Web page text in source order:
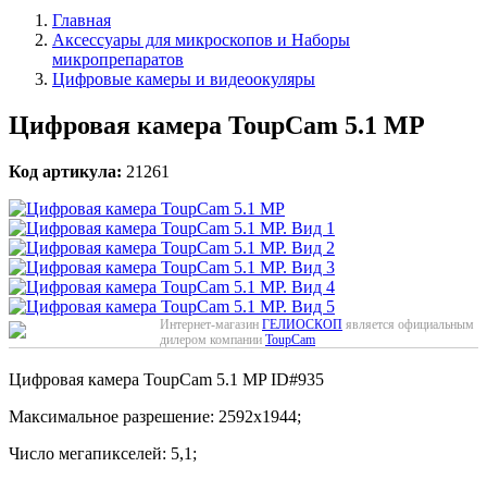
Главная
Аксессуары для микроскопов и Наборы
микропрепаратов
Цифровые камеры и видеоокуляры
Цифровая камера ToupCam 5.1 MP
Код артикула: 21261
Интернет-магазин ГЕЛИОСКОП является официальным
дилером компании ToupCam
Цифровая камера ToupCam 5.1 MPID#935
Максимальное разрешение: 2592х1944;
Число мегапикселей: 5,1;